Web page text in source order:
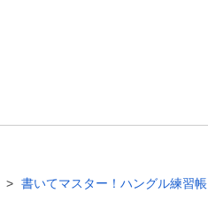
書いてマスター！ハングル練習帳